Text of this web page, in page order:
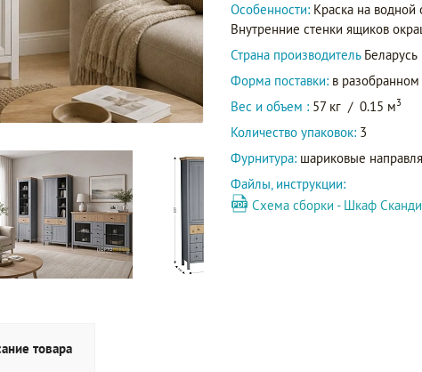
Особенности: Краска на водной
Внутренние стенки ящиков
Страна производитель Беларусь
Форма поставки: в разобранном
Вес и объем : 57 кг / 0.15 м3
Количество упаковок: 3
Фурнитура: шариковые
Файлы, инструкции:
Схема сборки - Шкаф
товара